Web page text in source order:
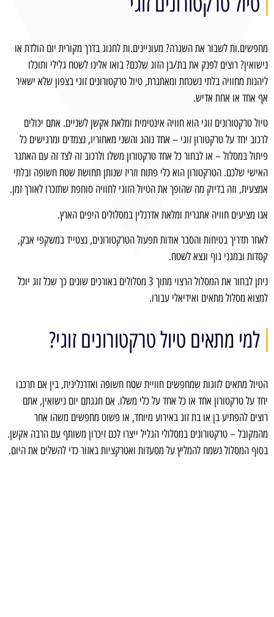
מחפשים.ות לשבור את השגרה? מעוניינים.ות לחגוג בדרך מקורית יום הולדת או
נישואין? רוצים לפנק את בת/בן הזוג שלכם? בואו אלינו לשטח גלילי ותוכלו
ליהנות מחוויה בלתי נשכחת ומאתגרת, טיול טרקטורונים זוגי בצפון שלא ישאיר
אף אחד או אחת אדיש.
טיול טרקטורונים זוגי הוא חוויה אינטימית ומלאת אקשן לשניים. אתם יכולים
לרכוב יחד על טרקטורון זוגי – אחד נוהג והשני מאחוריו, נצמדים ומרגישים כל
פיתול במסלול – או לבחור כל אחד טרקטורון משלו ולרכוב זה לצד זה עם האתגר
האישי שלכם. הטרקטורון הוא כלי פתוח וזריז שנותן תחושת שטח חשופה ובלתי
אמצעית, וזה בדיוק מה שהופך את הטיול הזוגי לחוויה סוחפת שתזכרו לאורך זמן.
אנו מציעים חוויה אתגרית ומלאת אדרנלין במסלולים היפים הארץ.
לאחר תדריך בטיחות והסבר אודות תפעול הטרקטורונים, נצטייד במשקפי אבק,
קסדות ובמגני גוף ונצא לשטח.
ניתן לבחור את המסלול הרצוי מתוך 3 מסלולים באורכים שונים כך שכל זוג יוכל
למצוא מסלול מתאים ואידיאלי עבורו.
למי מתאים טיול טרקטורונים זוגי?
הטיול מתאים לזוגות שמחפשים חוויית שטח חשופה ואדרנלינית, בין אם תרכבו
יחד על טרקטורון אחד או כל אחד על כלי משלו. אם חגגתם יום נישואין, אתם
רוצים להפתיע בן או בת זוג באירוע מיוחד, או פשוט מחפשים משהו אחר
מהמקובל – טרקטורונים במסלולי הגליל ייצרו לכם זיכרון משותף עם הרבה אקשן.
בסוף המסלול נשמח להמליץ על מסעדות ואטרקציות באזור כדי להשלים את היום.